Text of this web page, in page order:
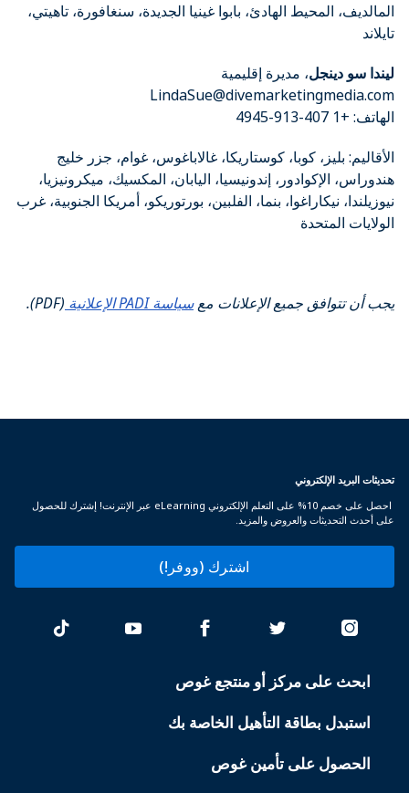
المالديف، المحيط الهادئ، بابوا غينيا الجديدة، سنغافورة، تاهيتي،
تايلاند
ليندا سو دينجل، مديرة إقليمية
LindaSue@divemarketingmedia.com
الهاتف: +1 407-913-4945
الأقاليم: بليز، كوبا، كوستاريكا، غالاباغوس، غوام، جزر خليج
هندوراس، الإكوادور، إندونيسيا، اليابان، المكسيك، ميكرونيزيا،
نيوزيلندا، نيكاراغوا، بنما، الفلبين، بورتوريكو، أمريكا الجنوبية، غرب
الولايات المتحدة
يجب أن تتوافق جميع الإعلانات معسياسة PADI الإعلانية (PDF).
تحديثات البريد الإلكتروني
احصل على خصم 10% على التعلم الإلكتروني eLearning عبر الإنترنت! إشترك للحصول
على أحدث التحديثات والعروض والمزيد.
اشترك (ووفر!)
PADIابحث على مركز أو منتجع غوص
استبدل بطاقة التأهيل الخاصة بك
الحصول على تأمين غوص